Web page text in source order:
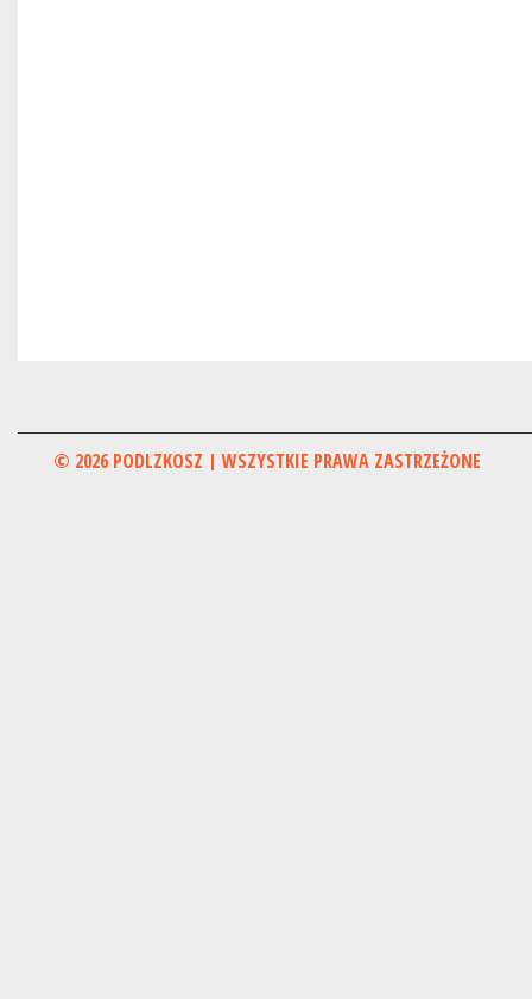
© 2026 PODLZKOSZ | WSZYSTKIE PRAWA ZASTRZEŻONE